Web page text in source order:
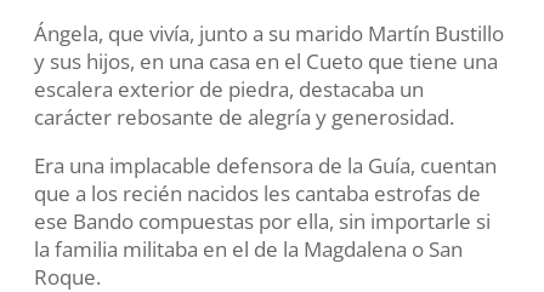
Ángela, que vivía, junto a su marido Martín Bustillo
y sus hijos, en una casa en el Cueto que tiene una
escalera exterior de piedra, destacaba un
carácter rebosante de alegría y generosidad.
Era una implacable defensora de la Guía, cuentan
que a los recién nacidos les cantaba estrofas de
ese Bando compuestas por ella, sin importarle si
la familia militaba en el de la Magdalena o San
Roque.